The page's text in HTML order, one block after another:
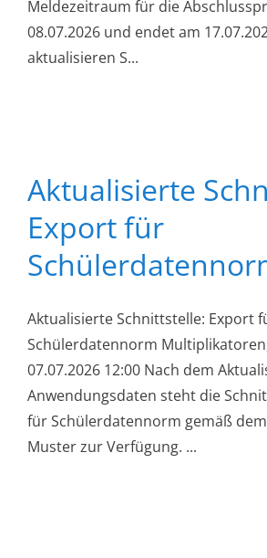
Meldezeitraum für die
08.07.2026 und endet am
aktualisieren S...
Aktualisierte
Export für
Aktualisierte Schnittstelle: Export
Schülerdatennorm
07.07.2026 12:00 Nach dem
Anwendungsdaten steht die
für Schülerdatennorm gemäß
Muster zur Verfügung. ...